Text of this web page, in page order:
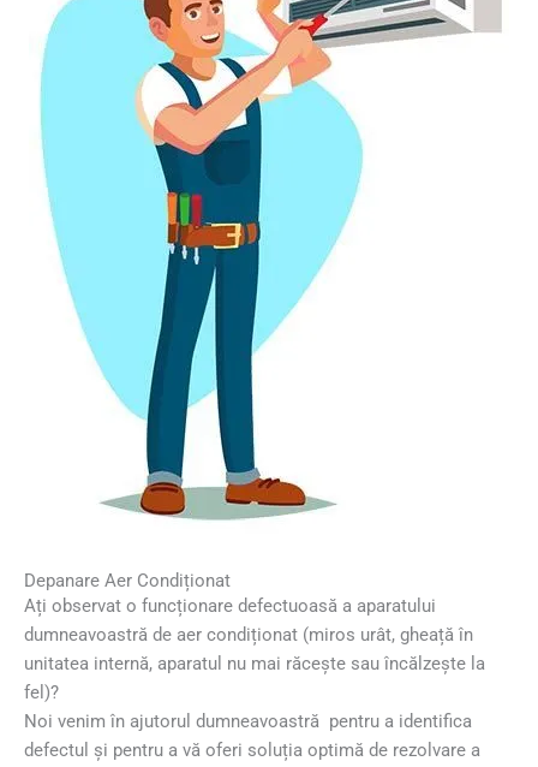
Depanare Aer Condiționat
Ați observat o funcționare defectuoasă a aparatului
dumneavoastră de aer condiționat (miros urât, gheață în
unitatea internă, aparatul nu mai răcește sau încălzește la
fel)?
Noi venim în ajutorul dumneavoastră pentru a identifica
defectul și pentru a vă oferi soluția optimă de rezolvare a